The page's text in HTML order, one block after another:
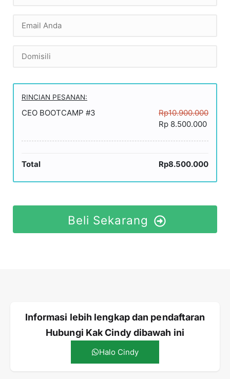
RINCIAN PESANAN:
CEO BOOTCAMP #3
Rp10.900.000
Rp 8.500.000
Total Rp8.500.000
Beli Sekarang
Informasi lebih lengkap dan pendaftaran
Hubungi Kak Cindy dibawah ini
Halo Cindy